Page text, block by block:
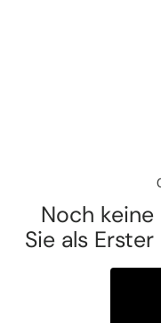
Noch keine
Sie als